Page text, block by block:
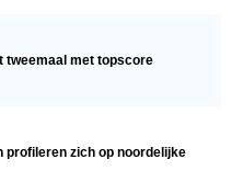
tweemaal met topscore
profileren zich op noordelijke